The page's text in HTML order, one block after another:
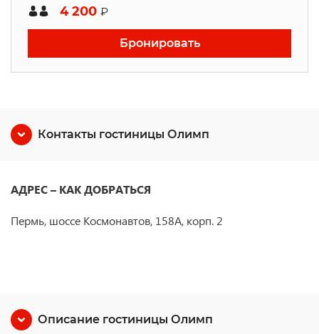
4 200 ₽
Бронировать
Контакты гостиницы Олимп
АДРЕС – КАК ДОБРАТЬСЯ
Пермь, шоссе Космонавтов, 158А, корп. 2
Описание гостиницы Олимп